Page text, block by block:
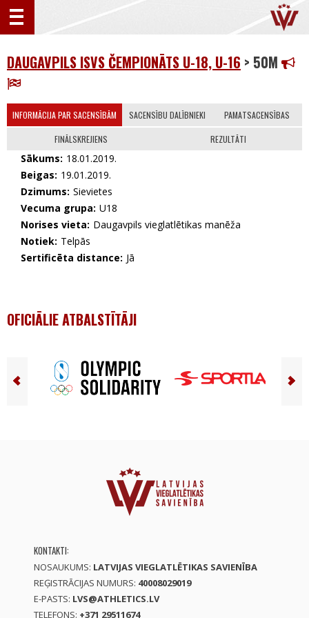
DAUGAVPILS ISVS ČEMPIONĀTS U-18, U-16 > 50M
INFORMĀCIJA PAR SACENSĪBĀM SACENSĪBU DALĪBNIEKI PAMATSACENSĪBAS
FINĀLSKREJIENS REZULTĀTI
Sākums: 18.01.2019.
Beigas: 19.01.2019.
Dzimums: Sievietes
Vecuma grupa: U18
Norises vieta: Daugavpils vieglatlētikas manēža
Notiek: Telpās
Sertificēta distance: Jā
OFICIĀLIE ATBALSTĪTĀJI
KONTAKTI:
NOSAUKUMS: LATVIJAS VIEGLATLĒTIKAS SAVIENĪBA
REĢISTRĀCIJAS NUMURS: 40008029019
E-PASTS: LVS@ATHLETICS.LV
TELEFONS: +371 29511674